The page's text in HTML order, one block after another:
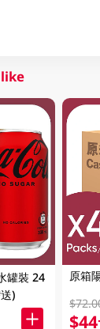
罐裝 24
)
原箱
$44